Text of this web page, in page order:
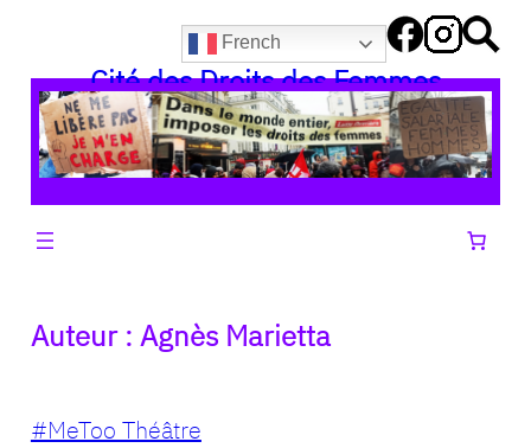
contenu
French
Cité des Droits des Femmes
Auteur : Agnès Marietta
#MeToo Théâtre